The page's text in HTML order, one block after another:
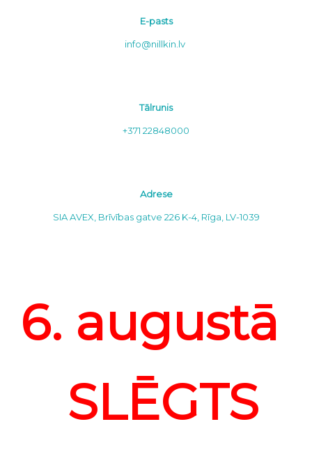
E-pasts
info@nillkin.lv
Tālrunis
+371 22848000
Adrese
SIA AVEX, Brīvības gatve 226 K-4, Rīga, LV-1039
6. augustā
SLĒGTS